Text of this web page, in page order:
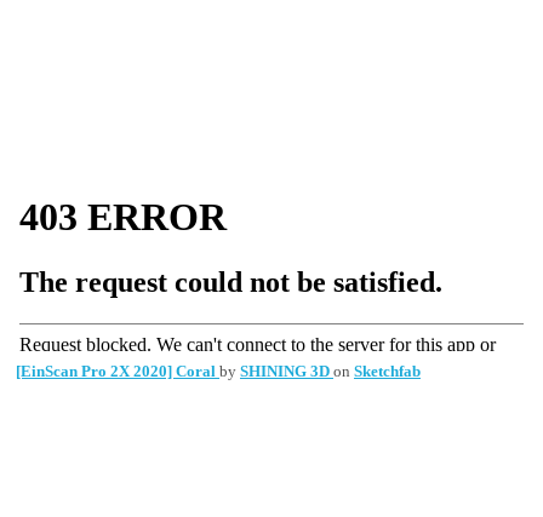
[EinScan Pro 2X 2020] Coral by SHINING 3D on Sketchfab